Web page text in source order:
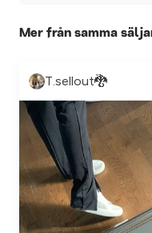
Mer från samma
T.sellout🐉